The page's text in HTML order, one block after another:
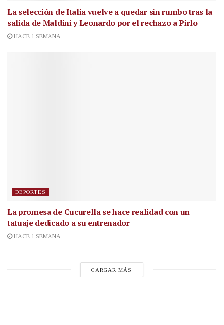
La selección de Italia vuelve a quedar sin rumbo tras la
salida de Maldini y Leonardo por el rechazo a Pirlo
HACE 1 SEMANA
DEPORTES
La promesa de Cucurella se hace realidad con un
tatuaje dedicado a su entrenador
HACE 1 SEMANA
CARGAR MÁS